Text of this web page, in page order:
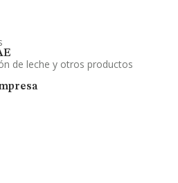
de leche y otros productos